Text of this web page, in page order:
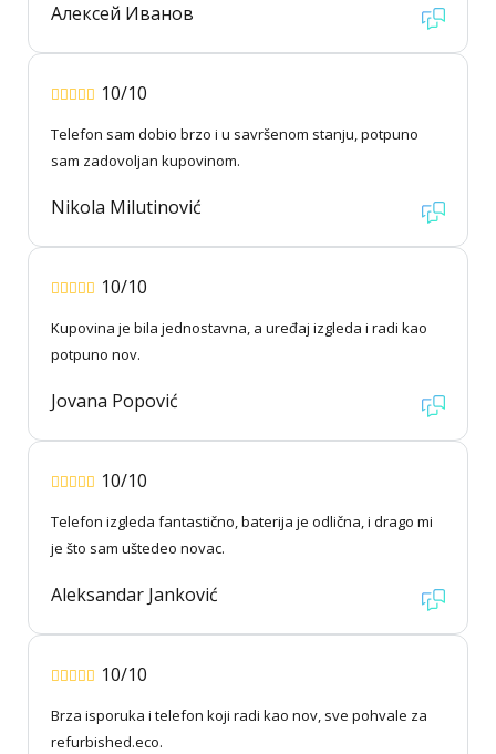
Алексей Иванов
10/10
Telefon sam dobio brzo i u savršenom stanju, potpuno
sam zadovoljan kupovinom.
Nikola Milutinović
10/10
Kupovina je bila jednostavna, a uređaj izgleda i radi kao
potpuno nov.
Jovana Popović
10/10
Telefon izgleda fantastično, baterija je odlična, i drago mi
je što sam uštedeo novac.
Aleksandar Janković
10/10
Brza isporuka i telefon koji radi kao nov, sve pohvale za
refurbished.eco.